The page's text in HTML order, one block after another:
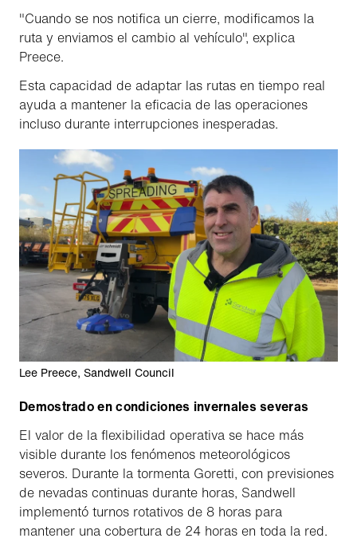
"Cuando se nos notifica un cierre, modificamos la
ruta y enviamos el cambio al vehículo", explica
Preece.
Esta capacidad de adaptar las rutas en tiempo real
ayuda a mantener la eficacia de las operaciones
incluso durante interrupciones inesperadas.
Lee Preece, Sandwell Council
Demostrado en condiciones invernales severas
El valor de la flexibilidad operativa se hace más
visible durante los fenómenos meteorológicos
severos. Durante la tormenta Goretti, con previsiones
de nevadas continuas durante horas, Sandwell
implementó turnos rotativos de 8 horas para
mantener una cobertura de 24 horas en toda la red.